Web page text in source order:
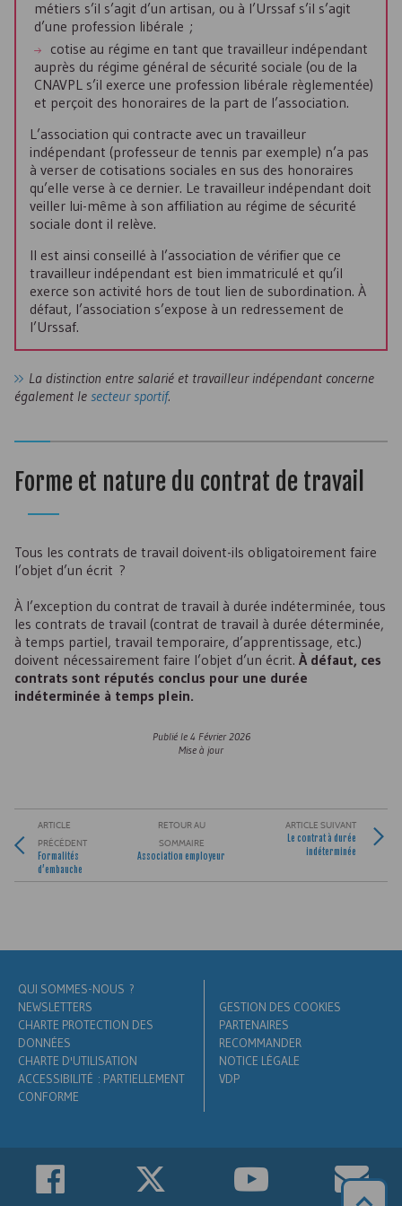
métiers s’il s’agit d’un artisan, ou à l’Urssaf s’il s’agit
d’une profession libérale ;
cotise au régime en tant que travailleur indépendant
auprès du régime général de sécurité sociale (ou de la
CNAVPL s’il exerce une profession libérale règlementée)
et perçoit des honoraires de la part de l’association.
L’association qui contracte avec un travailleur
indépendant (professeur de tennis par exemple) n’a pas
à verser de cotisations sociales en sus des honoraires
qu’elle verse à ce dernier. Le travailleur indépendant doit
veiller lui-même à son affiliation au régime de sécurité
sociale dont il relève.
Il est ainsi conseillé à l’association de vérifier que ce
travailleur indépendant est bien immatriculé et qu’il
exerce son activité hors de tout lien de subordination. À
défaut, l’association s’expose à un redressement de
l’Urssaf.
La distinction entre salarié et travailleur indépendant concerne
également le secteur sportif.
Forme et nature du contrat de travail
Tous les contrats de travail doivent-ils obligatoirement faire
l’objet d’un écrit ?
À l’exception du contrat de travail à durée indéterminée, tous
les contrats de travail (contrat de travail à durée déterminée,
à temps partiel, travail temporaire, d’apprentissage, etc.)
doivent nécessairement faire l’objet d’un écrit. À défaut, ces
contrats sont réputés conclus pour une durée
indéterminée à temps plein.
Publié le 4 Février 2026
Mise à jour
ARTICLE
PRÉCÉDENT
Formalités
d’embauche
RETOUR AU
SOMMAIRE
Association employeur
ARTICLE SUIVANT
Le contrat à durée
indéterminée
QUI SOMMES-NOUS ?
NEWSLETTERS
CHARTE PROTECTION DES
DONNÉES
CHARTE D'UTILISATION
ACCESSIBILITÉ : PARTIELLEMENT
CONFORME
GESTION DES COOKIES
PARTENAIRES
RECOMMANDER
NOTICE LÉGALE
VDP